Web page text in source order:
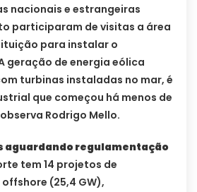
nacionais e estrangeiras
participaram de visitas a área
para instalar o
geração de energia eólica
turbinas instaladas no mar, é
que começou há menos de
Rodrigo Mello.
aguardando regulamentação
tem 14 projetos de
(25,4 GW),